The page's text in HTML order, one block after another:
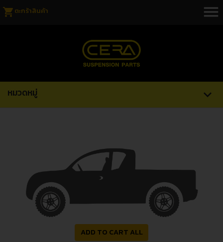
shopping_cart ตะกร้าสินค้า menu
หมวดหมู่ expand_more
ADD TO CART ALL